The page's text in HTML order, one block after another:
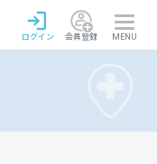
ログイン 会員登録 MENU